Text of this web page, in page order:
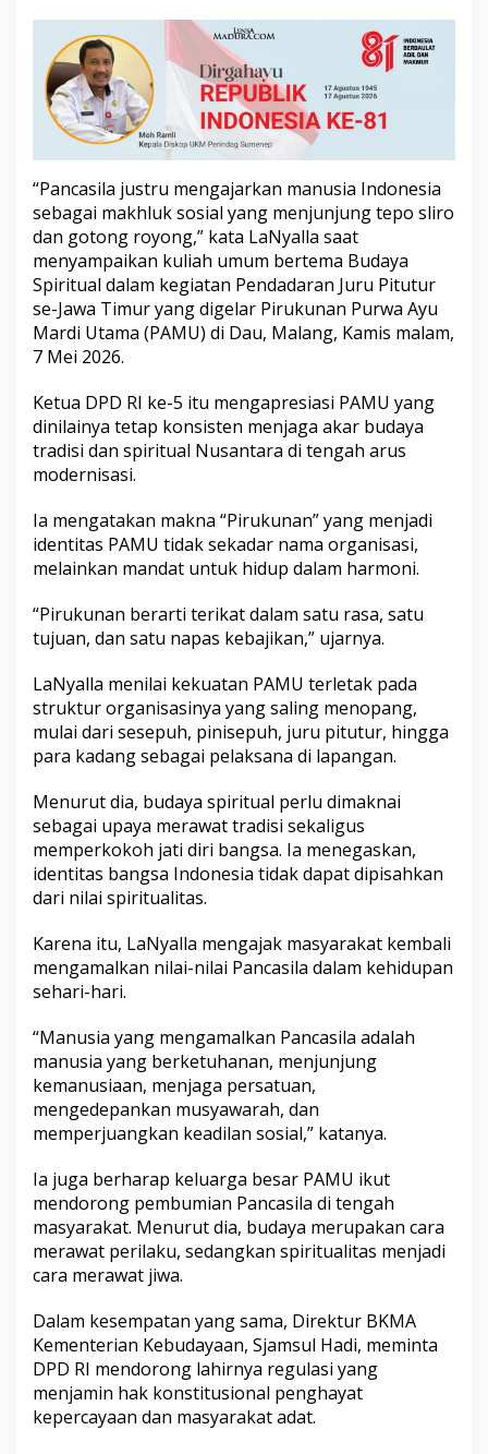
t
n
B
d
a
y
a
B
a
n
g
“Pancasila justru mengajarkan manusia Indonesia
sebagai makhluk sosial yang menjunjung tepo sliro
dan gotong royong,” kata LaNyalla saat
menyampaikan kuliah umum bertema Budaya
Spiritual dalam kegiatan Pendadaran Juru Pitutur
se-Jawa Timur yang digelar Pirukunan Purwa Ayu
Mardi Utama (PAMU) di Dau, Malang, Kamis malam,
7 Mei 2026.
Ketua DPD RI ke-5 itu mengapresiasi PAMU yang
dinilainya tetap konsisten menjaga akar budaya
tradisi dan spiritual Nusantara di tengah arus
modernisasi.
Ia mengatakan makna “Pirukunan” yang menjadi
identitas PAMU tidak sekadar nama organisasi,
melainkan mandat untuk hidup dalam harmoni.
“Pirukunan berarti terikat dalam satu rasa, satu
tujuan, dan satu napas kebajikan,” ujarnya.
LaNyalla menilai kekuatan PAMU terletak pada
struktur organisasinya yang saling menopang,
mulai dari sesepuh, pinisepuh, juru pitutur, hingga
para kadang sebagai pelaksana di lapangan.
Menurut dia, budaya spiritual perlu dimaknai
sebagai upaya merawat tradisi sekaligus
memperkokoh jati diri bangsa. Ia menegaskan,
identitas bangsa Indonesia tidak dapat dipisahkan
dari nilai spiritualitas.
Karena itu, LaNyalla mengajak masyarakat kembali
mengamalkan nilai-nilai Pancasila dalam kehidupan
sehari-hari.
“Manusia yang mengamalkan Pancasila adalah
manusia yang berketuhanan, menjunjung
kemanusiaan, menjaga persatuan,
mengedepankan musyawarah, dan
memperjuangkan keadilan sosial,” katanya.
Ia juga berharap keluarga besar PAMU ikut
mendorong pembumian Pancasila di tengah
masyarakat. Menurut dia, budaya merupakan cara
merawat perilaku, sedangkan spiritualitas menjadi
cara merawat jiwa.
Dalam kesempatan yang sama, Direktur BKMA
Kementerian Kebudayaan, Sjamsul Hadi, meminta
DPD RI mendorong lahirnya regulasi yang
menjamin hak konstitusional penghayat
kepercayaan dan masyarakat adat.